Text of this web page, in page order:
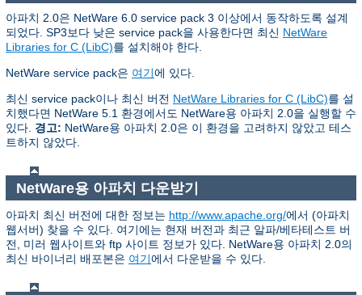
아파치 2.0은 NetWare 6.0 service pack 3 이상에서 동작하도록 설계
되었다. SP3보다 낮은 service pack을 사용한다면 최신 NetWare
Libraries for C (LibC)를 설치해야 한다.
NetWare service pack은 여기에 있다.
최신 service pack이나 최신 버전 NetWare Libraries for C (LibC)를 설
치했다면 NetWare 5.1 환경에서도 NetWare용 아파치 2.0을 실행할 수
있다. 경고: NetWare용 아파치 2.0은 이 환경을 고려하지 않았고 테스
트하지 않았다.
NetWare용 아파치 다운받기
아파치 최신 버전에 대한 정보는 http://www.apache.org/에서 (아파치
웹서버) 찾을 수 있다. 여기에는 현재 버전과 최근 알파/베타테스트 버
전, 미러 웹사이트와 ftp 사이트 정보가 있다. NetWare용 아파치 2.0의
최신 바이너리 배포본은 여기에서 다운받을 수 있다.